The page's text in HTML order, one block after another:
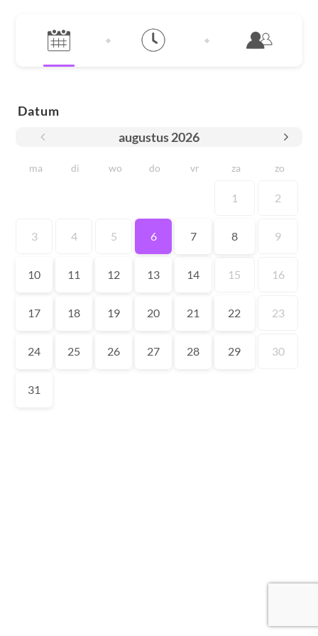
Datum
augustus2026
ma di wo do vr za zo
1 2
3 4 5 6 7 8 9
10 11 12 13 14 15 16
17 18 19 20 21 22 23
24 25 26 27 28 29 30
31